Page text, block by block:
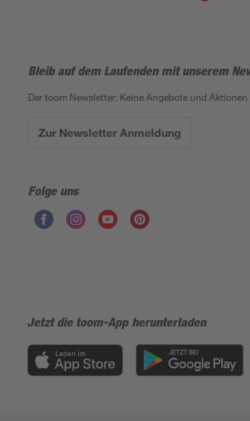
Bleib auf dem Laufenden mit unserem
Der toom Newsletter: Keine Angebote und Aktionen
Zur Newsletter Anmeldung
Folge uns
Jetzt die toom-App herunterladen